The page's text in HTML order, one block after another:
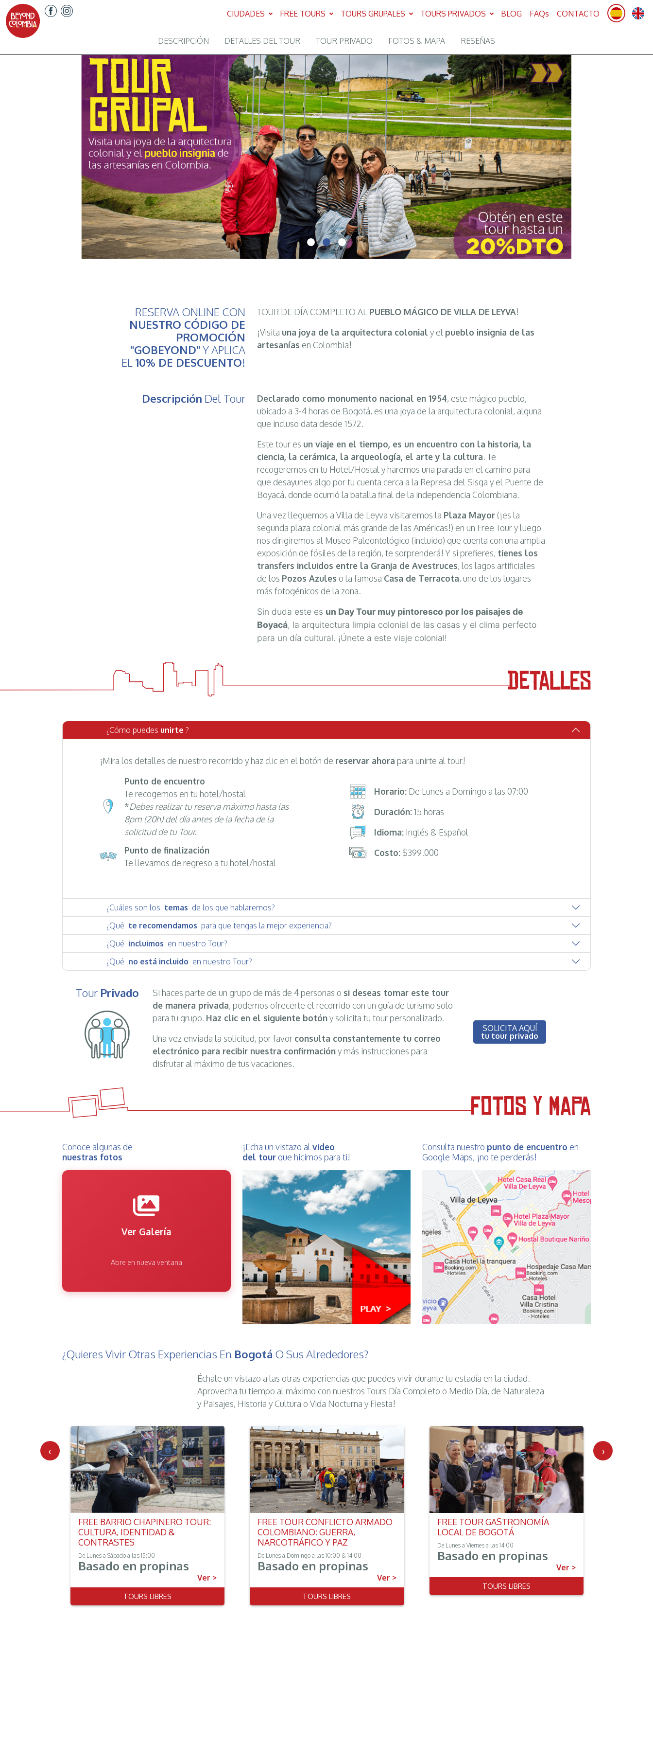
CIUDADES FREE TOURS TOURS GRUPALES TOURS PRIVADOS BLOG FAQs CONTACTO
DESCRIPCIÓN DETALLES DEL TOUR TOUR PRIVADO FOTOS & MAPA RESEÑAS
RESERVA ONLINE CON
NUESTRO CÓDIGO DE
PROMOCIÓN
"GOBEYOND" Y APLICA
EL 10% DE DESCUENTO!
TOUR DE DÍA COMPLETO AL PUEBLO MÁGICO DE VILLA DE LEYVA!
¡Visita una joya de la arquitectura colonial y el pueblo insignia de las
artesanías en Colombia!
Descripción Del Tour Declarado como monumento nacional en 1954, este mágico pueblo,
ubicado a 3-4 horas de Bogotá, es una joya de la arquitectura colonial, alguna
que incluso data desde 1572.
Este tour es un viaje en el tiempo, es un encuentro con la historia, la
ciencia, la cerámica, la arqueología, el arte y la cultura. Te
recogeremos en tu Hotel/Hostal y haremos una parada en el camino para
que desayunes algo por tu cuenta cerca a la Represa del Sisga y el Puente de
Boyacá, donde ocurrió la batalla final de la independencia Colombiana.
Una vez lleguemos a Villa de Leyva visitaremos la Plaza Mayor (¡es la
segunda plaza colonial más grande de las Américas!) en un Free Tour y luego
nos dirigiremos al Museo Paleontológico (incluido) que cuenta con una amplia
exposición de fósiles de la región, te sorprenderá! Y si prefieres, tienes los
transfers incluidos entre la Granja de Avestruces, los lagos artificiales
de los Pozos Azules o la famosa Casa de Terracota, uno de los lugares
más fotogénicos de la zona.
Sin duda este es un Day Tour muy pintoresco por los paisajes de
Boyacá, la arquitectura limpia colonial de las casas y el clima perfecto
para un día cultural. ¡Únete a este viaje colonial!
¿Cómo puedes unirte ?
¡Mira los detalles de nuestro recorrido y haz clic en el botón de reservar ahora para unirte al tour!
Punto de encuentro
Te recogemos en tu hotel/hostal
*Debes realizar tu reserva máximo hasta las
8pm (20h) del día antes de la fecha de la
solicitud de tu Tour.
Punto de finalización
Te llevamos de regreso a tu hotel/hostal
Horario:De Lunes a Domingo a las 07:00
Duración:15 horas
Idioma:Inglés & Español
Costo:$399.000
¿Cuáles son los temas de los que hablaremos?
¿Qué te recomendamos para que tengas la mejor experiencia?
¿Qué incluimos en nuestro Tour?
¿Qué no está incluido en nuestro Tour?
Tour Privado Si haces parte de un grupo de más de 4 personas o si deseas tomar este tour
de manera privada, podemos ofrecerte el recorrido con un guía de turismo solo
para tu grupo. Haz clic en el siguiente botóny solicita tu tour personalizado.
Una vez enviada la solicitud, por favor consulta constantemente tu correo
electrónico para recibir nuestra confirmacióny más instrucciones para
disfrutar al máximo de tus vacaciones.
SOLICITA AQUÍ
tu tour privado
Conoce algunas de
nuestras fotos
Ver Galería
Abre en nueva ventana
¡Echa un vistazo al video
del tourque hicimos para ti!
Consulta nuestro punto de encuentro en
Google Maps, ¡no te perderás!
¿Quieres Vivir Otras Experiencias En Bogotá O Sus Alrededores?
Échale un vistazo a las otras experiencias que puedes vivir durante tu estadía en la ciudad.
Aprovecha tu tiempo al máximo con nuestros Tours Día Completo o Medio Día, de Naturaleza
y Paisajes, Historia y Cultura o Vida Nocturna y Fiesta!
FREE BARRIO CHAPINERO TOUR:
CULTURA, IDENTIDAD &
CONTRASTES
De Lunes a Sábado a las 15:00
Basado en propinas
Ver >
TOURS LIBRES
FREE TOUR CONFLICTO ARMADO
COLOMBIANO: GUERRA,
NARCOTRÁFICO Y PAZ
De Lunes a Domingo a las 10:00 & 14:00
Basado en propinas
Ver >
TOURS LIBRES
FREE TOUR GASTRONOMÍA
LOCAL DE BOGOTÁ
De Lunes a Viernes a las 14:00
Basado en propinas
Ver >
TOURS LIBRES
‹ ›